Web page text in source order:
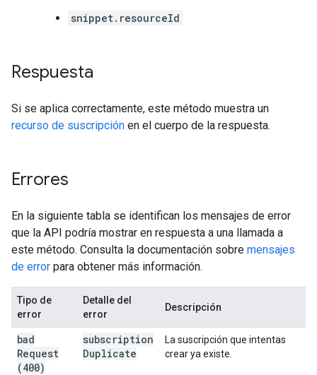
snippet.resourceId
Respuesta
Si se aplica correctamente, este método muestra un
recurso de suscripción en el cuerpo de la respuesta.
Errores
En la siguiente tabla se identifican los mensajes de error
que la API podría mostrar en respuesta a una llamada a
este método. Consulta la documentación sobre mensajes
de error para obtener más información.
Tipo de
error
Detalle del
error
Descripción
bad
Request
(400)
subscription
Duplicate
La suscripción que intentas
crear ya existe.